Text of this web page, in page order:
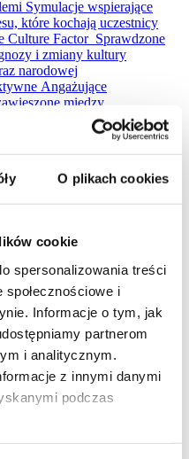
O plikach cookies
cookie
spersonalizowania treści
i
Informacje o tym, jak
partnerom
i analitycznym.
z innymi danymi
podczas
Symulacje wspierające
które kochają uczestnicy
Culture Factor Sprawdzone
i zmiany kultury
narodowej
Angażujące
między
fikcją, które inspirują do
stają się częścią
Nowy spektakl
nadużywania
granic w miejscu pracy
Poznaj autorskie podejście
diagnozy kompetencji dla
pracowmików
organizacjiSzkolenie dotyczy
osobistej wewnątrz
w jakiej pracuje uczestnik